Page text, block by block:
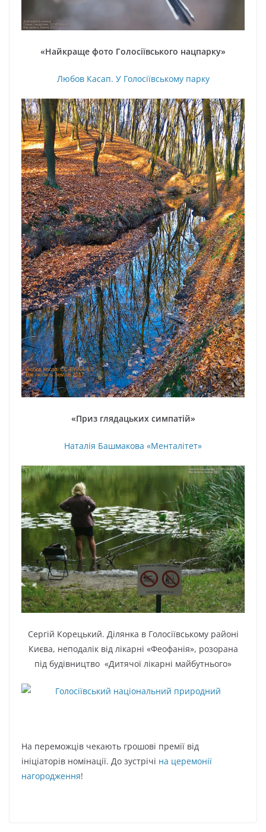
«Найкраще фото Голосіївського нацпарку»
Любов Касап. У Голосіївському парку
«Приз глядацьких симпатій»
Наталія Башмакова «Менталітет»
Сергій Корецький. Ділянка в Голосіївському районі
Києва, неподалік від лікарні «Феофанія», розорана
під будівництво «Дитячої лікарні майбутнього»
На переможців чекають грошові премії від
ініціаторів номінації. До зустрічі на церемонії
нагородження!